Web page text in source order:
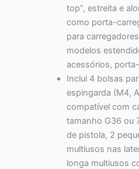
top”, estreita e
como porta-
para
modelos
acessórios,
Inclui 4 bolsas
espingarda (M4,
compatível com
tamanho G36 ou
de pistola, 2
multiusos nas
longa multiusos